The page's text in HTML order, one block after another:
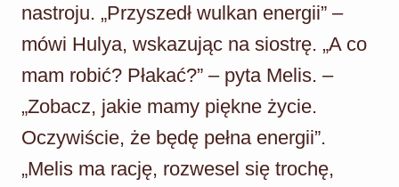
nastroju. „Przyszedł wulkan energii” –
mówi Hulya, wskazując na siostrę. „A co
mam robić? Płakać?” – pyta Melis. –
„Zobacz, jakie mamy piękne życie.
Oczywiście, że będę pełna energii”.
„Melis ma rację, rozwesel się trochę,